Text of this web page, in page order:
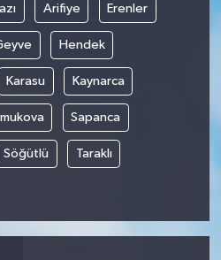
Arifiye Erenler
Hendek
Karasu Kaynarca
Sapanca
Söğütlü Taraklı